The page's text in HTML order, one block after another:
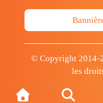
© Copyright 2014-
les